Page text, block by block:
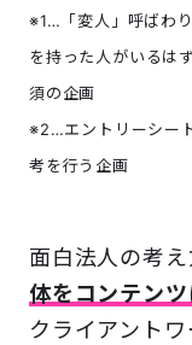
※1…「変人」呼ばわ
を持った人がいるは
須の企画
※2…エントリーシー
考を行う企画
面白法人の考
体をコンテンツ
クライアント